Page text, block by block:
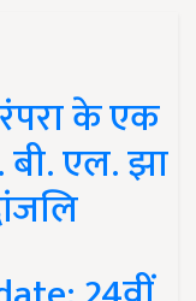
के एक
बी. एल. झा